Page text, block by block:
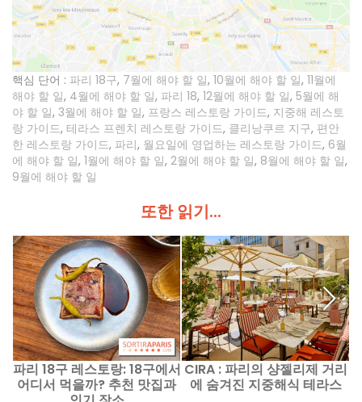
핵심 단어 : 파리 18구, 7월에 해야 할 일, 10월에 해야 할 일, 11월에
해야 할 일, 4월에 해야 할 일, 파리 18, 12월에 해야 할 일, 5월에 해
야 할 일, 3월에 해야 할 일, 프랑스 레스토랑 가이드, 지중해 레스토
랑 가이드, 테라스 프렌치 레스토랑 가이드, 클리낭쿠르 지구, 편안
한 레스토랑 가이드, 파리, 월요일에 영업하는 레스토랑 가이드, 6월
에 해야 할 일, 1월에 해야 할 일, 2월에 해야 할 일, 8월에 해야 할 일,
9월에 해야 할 일
또한 읽기...
파리 18구 레스토랑: 18구에서
어디서 먹을까? 추천 맛집과
CIRA : 파리의 샹젤리제 거리
에 숨겨진 지중해식 테라스